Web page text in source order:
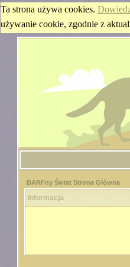
Ta strona używa cookies. Dowiedz
używanie cookie, zgodnie z
BARFny Świat Strona Główna
Informacja